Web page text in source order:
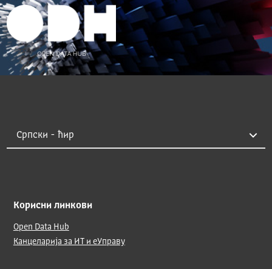
Корисни линкови
Open Data Hub
Канцеларија за ИТ и еУправу